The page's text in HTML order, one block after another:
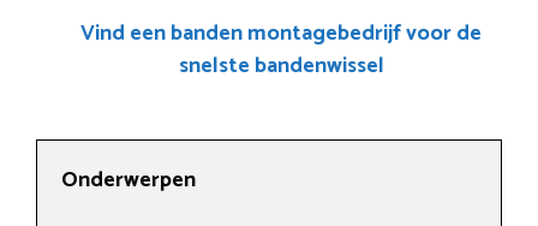
Vind een banden montagebedrijf voor de
snelste bandenwissel
Onderwerpen